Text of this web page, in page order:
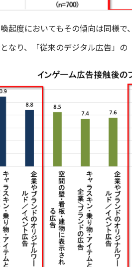
起度においてもその傾向は同様
なり、「従来のデジタル広告」